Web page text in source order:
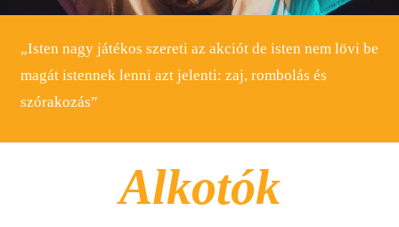
„Isten nagy játékos szereti az akciót de isten nem lövi be
magát istennek lenni azt jelenti: zaj, rombolás és
szórakozás”
Alkotók